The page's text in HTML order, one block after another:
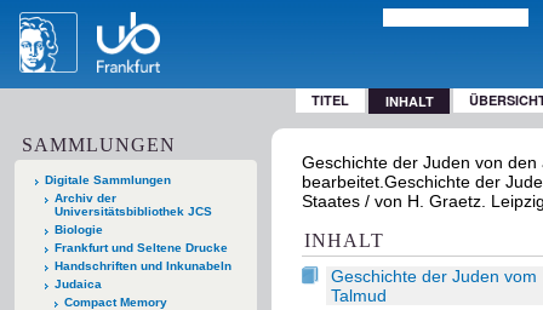
TITEL INHALT
SAMMLUNGEN
Digitale Sammlungen
Archiv der
Universitätsbibliothek JCS
Biologie
Frankfurt und Seltene Drucke
Handschriften und Inkunabeln
Judaica
Compact Memory
Geschichte der Juden von
bearbeitet.Geschichte der
Staates / von H. Graetz.
INHALT
Geschichte der Juden
Talmud